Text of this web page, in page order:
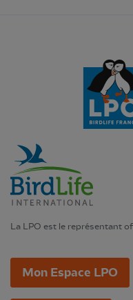
La LPO est le représentant
Mon Espace LPO